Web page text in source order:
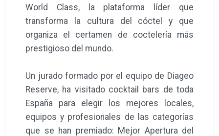
World Class, la plataforma líder que
transforma la cultura del cóctel y que
organiza el certamen de coctelería más
prestigioso del mundo.
Un jurado formado por el equipo de Diageo
Reserve, ha visitado cocktail bars de toda
España para elegir los mejores locales,
equipos y profesionales de las categorías
que se han premiado: Mejor Apertura del